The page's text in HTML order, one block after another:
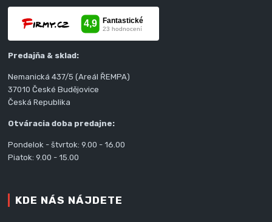
Predajňa & sklad:
Nemanická 437/5 (Areál ŘEMPA)
37010 České Budějovice
Česká Republika
Otváracia doba predajne:
Pondelok - štvrtok: 9.00 - 16.00
Piatok: 9.00 - 15.00
KDE NÁS NÁJDETE